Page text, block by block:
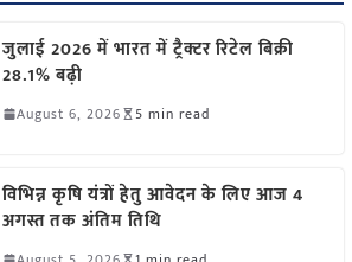
जुलाई 2026 में भारत में ट्रैक्टर रिटेल बिक्री
28.1% बढ़ी
August 6, 2026 5 min read
विभिन्न कृषि यंत्रों हेतु आवेदन के लिए आज 4
अगस्त तक अंतिम तिथि